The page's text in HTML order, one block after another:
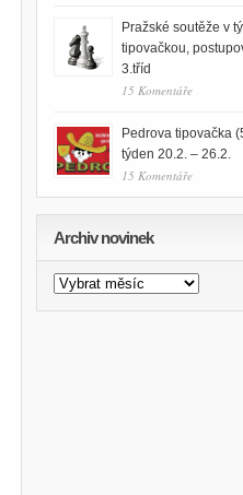
Pražské soutěže v
tipovačkou,
3.tříd
15 Komentáře
Pedrova tipovačka
týden 20.2. – 26.2.
15 Komentáře
Archiv novinek
Archiv